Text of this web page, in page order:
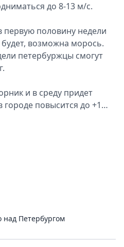
до 8-13 м/с.
первую половину недели
возможна морось.
петербуржцы смогут
и в среду придет
городе повысится до +1…
над Петербургом